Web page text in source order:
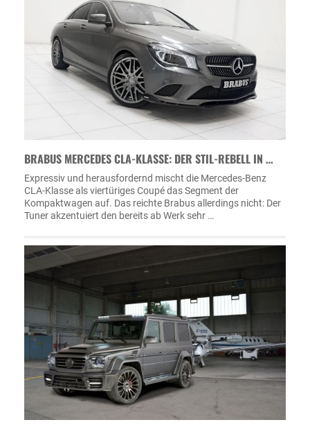
BRABUS MERCEDES CLA-KLASSE: DER STIL-REBELL IN …
Expressiv und herausfordernd mischt die Mercedes-Benz
CLA-Klasse als viertüriges Coupé das Segment der
Kompaktwagen auf. Das reichte Brabus allerdings nicht: Der
Tuner akzentuiert den bereits ab Werk sehr …